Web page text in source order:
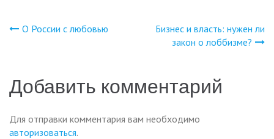
Навигация
записям
О России с любовью
Бизнес и власть: нужен ли
закон о лоббизме?
Добавить комментарий
Для отправки комментария вам необходимо
авторизоваться.